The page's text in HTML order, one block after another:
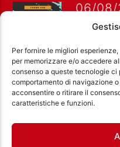
Per fornire le migliori
per memorizzare e/o accedere
consenso a queste tecnologie ci
comportamento di navigazione
acconsentire o ritirare il
caratteristiche e funzioni.
06/08/
CON
ONE
Ass. Cult.
Città Aperta via di